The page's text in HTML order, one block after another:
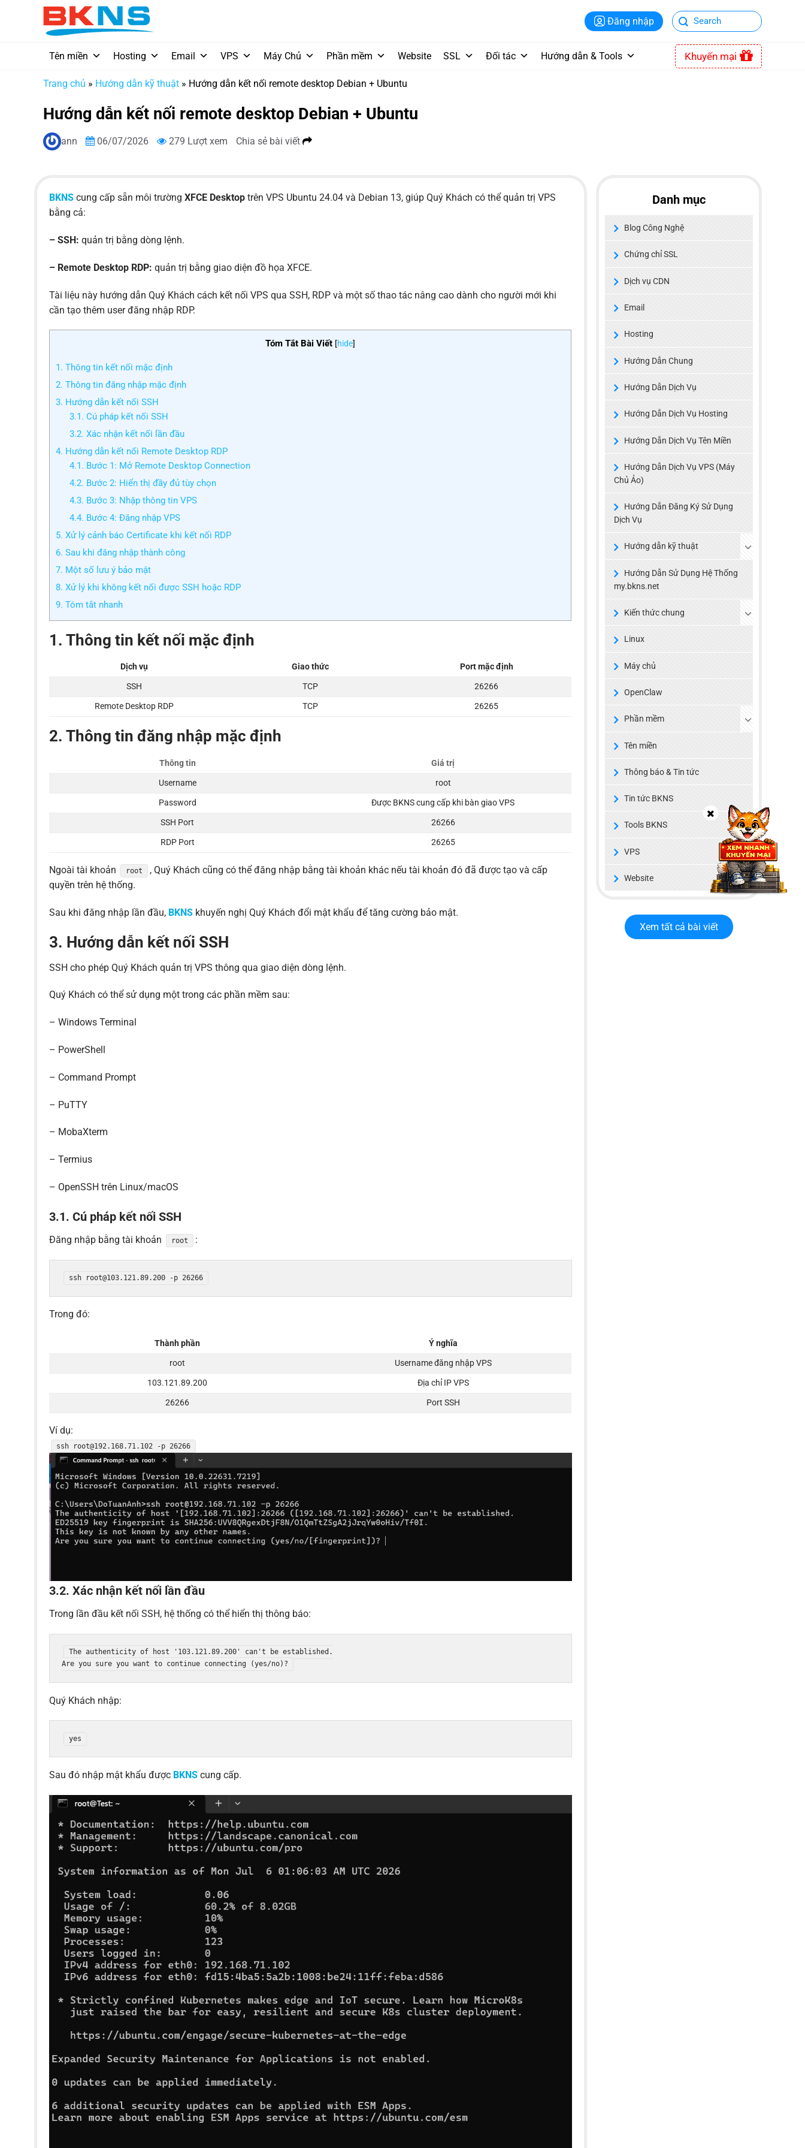
Đăng nhập
Tên miền Hosting Email VPS Máy Chủ Phần mềm Website SSL Đối tác Hướng dẫn & Tools Khuyến mại
Trang chủ » Hướng dẫn kỹ thuật » Hướng dẫn kết nối remote desktop Debian + Ubuntu
Hướng dẫn kết nối remote desktop Debian + Ubuntu
ann 06/07/2026 279 Lượt xem Chia sẻ bài viết
BKNS cung cấp sẵn môi trường XFCE Desktop trên VPS Ubuntu 24.04 và Debian 13, giúp Quý Khách có thể quản trị VPS
bằng cả:
– SSH: quản trị bằng dòng lệnh.
– Remote Desktop RDP: quản trị bằng giao diện đồ họa XFCE.
Tài liệu này hướng dẫn Quý Khách cách kết nối VPS qua SSH, RDP và một số thao tác nâng cao dành cho người mới khi
cần tạo thêm user đăng nhập RDP.
Tóm Tắt Bài Viết [hide]
1. Thông tin kết nối mặc định
2. Thông tin đăng nhập mặc định
3. Hướng dẫn kết nối SSH
3.1. Cú pháp kết nối SSH
3.2. Xác nhận kết nối lần đầu
4. Hướng dẫn kết nối Remote Desktop RDP
4.1. Bước 1: Mở Remote Desktop Connection
4.2. Bước 2: Hiển thị đầy đủ tùy chọn
4.3. Bước 3: Nhập thông tin VPS
4.4. Bước 4: Đăng nhập VPS
5. Xử lý cảnh báo Certificate khi kết nối RDP
6. Sau khi đăng nhập thành công
7. Một số lưu ý bảo mật
8. Xử lý khi không kết nối được SSH hoặc RDP
9. Tóm tắt nhanh
1. Thông tin kết nối mặc định
Dịch vụ Giao thức
Port mặc định
SSH
TCP
26266
Remote Desktop RDP
TCP 26265
2. Thông tin đăng nhập mặc định
Thông tin
Giá trị
Username
root
Password
Được BKNS cung cấp khi bàn giao VPS
SSH Port
26266
RDP Port
26265
Ngoài tài khoản root
, Quý Khách cũng có thể đăng nhập bằng tài khoản khác nếu tài khoản đó đã được tạo và cấp
quyền trên hệ thống.
Sau khi đăng nhập lần đầu, BKNS khuyến nghị Quý Khách đổi mật khẩu để tăng cường bảo mật.
3. Hướng dẫn kết nối SSH
SSH cho phép Quý Khách quản trị VPS thông qua giao diện dòng lệnh.
Quý Khách có thể sử dụng một trong các phần mềm sau:
– Windows Terminal
– PowerShell
– Command Prompt
– PuTTY
– MobaXterm
– Termius
– OpenSSH trên Linux/macOS
3.1. Cú pháp kết nối SSH
Đăng nhập bằng tài khoản root :
Trong đó:
Thành phần
Ý nghĩa
root
Username đăng nhập VPS
103.121.89.200
Địa chỉ IP VPS
26266
Port SSH
Ví dụ:
ssh root@192.168.71.102 -p 26266
3.2. Xác nhận kết nối lần đầu
Trong lần đầu kết nối SSH, hệ thống có thể hiển thị thông báo:
The authenticity of host '103.121.89.200' can't be established.
Quý Khách nhập:
Sau đó nhập mật khẩu được BKNS cung cấp.
Danh mục
Blog Công Nghệ
Chứng chỉ SSL
Dịch vụ CDN
Email
Hosting
Hướng Dẫn Chung
Hướng Dẫn Dịch Vụ
Hướng Dẫn Dịch Vụ Hosting
Hướng Dẫn Dịch Vụ Tên Miền
Hướng Dẫn Dịch Vụ VPS (Máy
Chủ Ảo)
Hướng Dẫn Đăng Ký Sử Dụng
Dịch Vụ
Hướng dẫn kỹ thuật
Hướng Dẫn Sử Dụng Hệ Thống
my.bkns.net
Kiến thức chung
Linux
Máy chủ
OpenClaw
Phần mềm
Tên miền
Thông báo & Tin tức
Tin tức BKNS
Tools BKNS
VPS
Website
Xem tất cả bài viết